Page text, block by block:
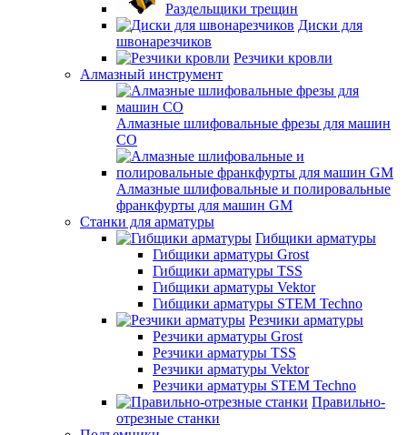
Раздельщики трещин
Диски для
швонарезчиков
Резчики кровли
Алмазный инструмент
Алмазные шлифовальные фрезы для машин
СО
Алмазные шлифовальные и полировальные
франкфурты для машин GM
Станки для арматуры
Гибщики арматуры
Гибщики арматуры Grost
Гибщики арматуры TSS
Гибщики арматуры Vektor
Гибщики арматуры STEM Techno
Резчики арматуры
Резчики арматуры Grost
Резчики арматуры TSS
Резчики арматуры Vektor
Резчики арматуры STEM Techno
Правильно-
отрезные станки